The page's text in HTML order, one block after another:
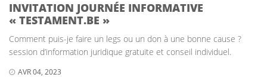
INVITATION JOURNÉE INFORMATIVE
« TESTAMENT.BE »
Comment puis-je faire un legs ou un don à une bonne cause ?
session d’information juridique gratuite et conseil individuel.
AVR 04, 2023